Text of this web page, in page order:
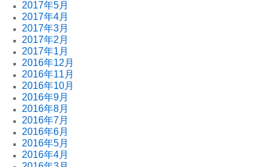
2017年5月
2017年4月
2017年3月
2017年2月
2017年1月
2016年12月
2016年11月
2016年10月
2016年9月
2016年8月
2016年7月
2016年6月
2016年5月
2016年4月